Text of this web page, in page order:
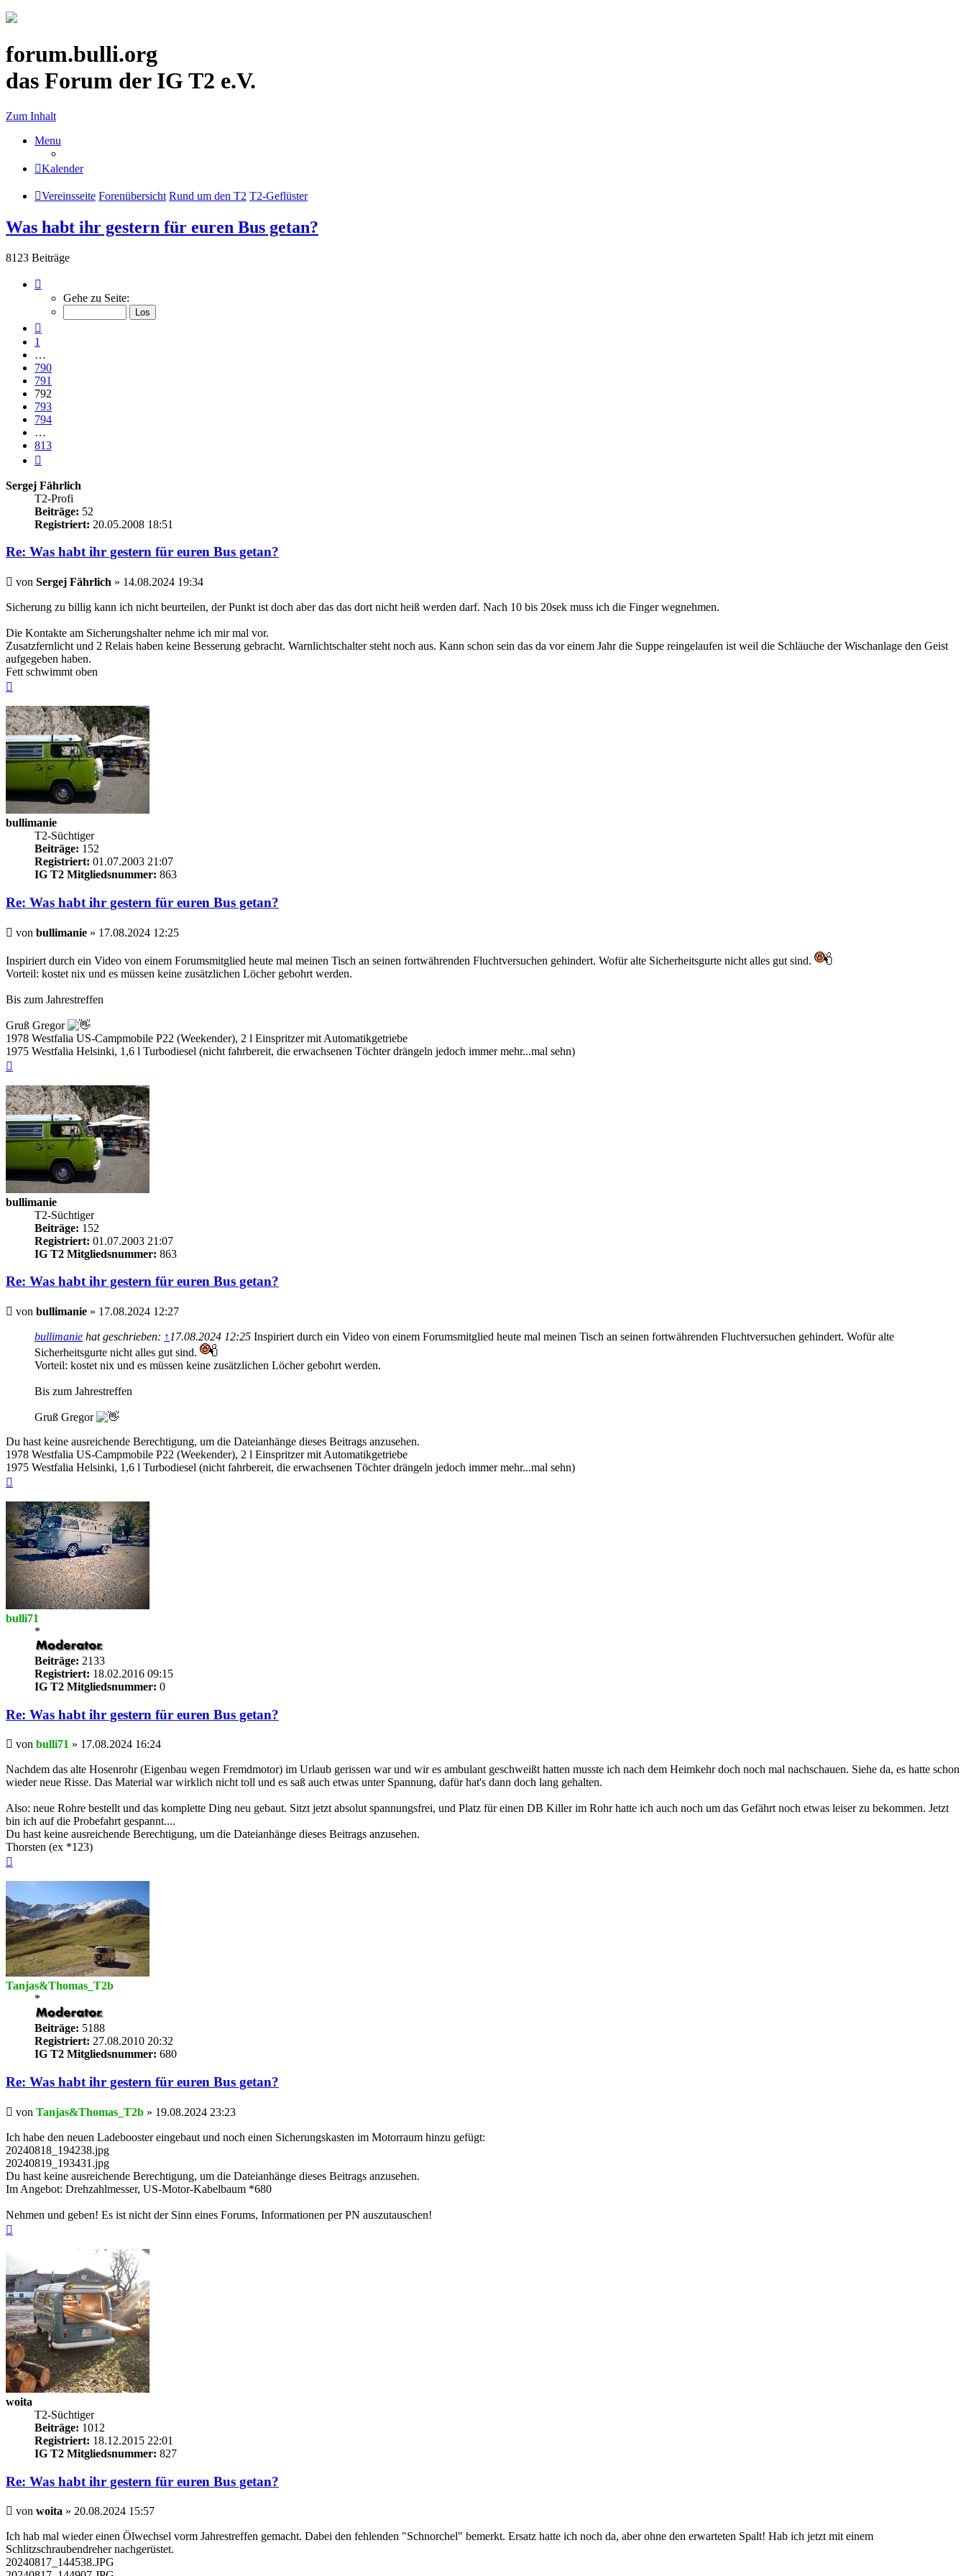
forum.bulli.org
das Forum der IG T2 e.V.
Zum Inhalt
Menu
Kalender
Vereinsseite Forenübersicht Rund um den T2 T2-Geflüster
Was habt ihr gestern für euren Bus getan?
8123 Beiträge
792
von
Gehe zu Seite:
1
…
790
791
792
793
794
…
813
Sergej Fährlich
T2-Profi
Beiträge: 52
Registriert: 20.05.2008 18:51
Re: Was habt ihr gestern für euren Bus getan?
Beitrag
von Sergej Fährlich » 14.08.2024 19:34
Sicherung zu billig kann ich nicht beurteilen, der Punkt ist doch aber das das dort nicht heiß werden darf. Nach 10 bis 20sek muss ich die Finger wegnehmen.
Die Kontakte am Sicherungshalter nehme ich mir mal vor.
Zusatzfernlicht und 2 Relais haben keine Besserung gebracht. Warnlichtschalter steht noch aus. Kann schon sein das da vor einem Jahr die Suppe reingelaufen ist weil die Schläuche der Wischanlage den Geist
aufgegeben haben.
Fett schwimmt oben
bullimanie
T2-Süchtiger
Beiträge: 152
Registriert: 01.07.2003 21:07
IG T2 Mitgliedsnummer: 863
Re: Was habt ihr gestern für euren Bus getan?
Beitrag
von bullimanie » 17.08.2024 12:25
Inspiriert durch ein Video von einem Forumsmitglied heute mal meinen Tisch an seinen fortwährenden Fluchtversuchen gehindert. Wofür alte Sicherheitsgurte nicht alles gut sind.
Vorteil: kostet nix und es müssen keine zusätzlichen Löcher gebohrt werden.
Bis zum Jahrestreffen
Gruß Gregor
1978 Westfalia US-Campmobile P22 (Weekender), 2 l Einspritzer mit Automatikgetriebe
1975 Westfalia Helsinki, 1,6 l Turbodiesel (nicht fahrbereit, die erwachsenen Töchter drängeln jedoch immer mehr...mal sehn)
bullimanie
T2-Süchtiger
Beiträge: 152
Registriert: 01.07.2003 21:07
IG T2 Mitgliedsnummer: 863
Re: Was habt ihr gestern für euren Bus getan?
Beitrag
von bullimanie » 17.08.2024 12:27
bullimanie hat geschrieben: ↑ 17.08.2024 12:25 Inspiriert durch ein Video von einem Forumsmitglied heute mal meinen Tisch an seinen fortwährenden Fluchtversuchen gehindert. Wofür alte
Sicherheitsgurte nicht alles gut sind.
Vorteil: kostet nix und es müssen keine zusätzlichen Löcher gebohrt werden.
Bis zum Jahrestreffen
Gruß Gregor
Du hast keine ausreichende Berechtigung, um die Dateianhänge dieses Beitrags anzusehen.
1978 Westfalia US-Campmobile P22 (Weekender), 2 l Einspritzer mit Automatikgetriebe
1975 Westfalia Helsinki, 1,6 l Turbodiesel (nicht fahrbereit, die erwachsenen Töchter drängeln jedoch immer mehr...mal sehn)
bulli71
*
Beiträge: 2133
Registriert: 18.02.2016 09:15
IG T2 Mitgliedsnummer: 0
Re: Was habt ihr gestern für euren Bus getan?
Beitrag
von bulli71 » 17.08.2024 16:24
Nachdem das alte Hosenrohr (Eigenbau wegen Fremdmotor) im Urlaub gerissen war und wir es ambulant geschweißt hatten musste ich nach dem Heimkehr doch noch mal nachschauen. Siehe da, es hatte schon
wieder neue Risse. Das Material war wirklich nicht toll und es saß auch etwas unter Spannung, dafür hat's dann doch lang gehalten.
Also: neue Rohre bestellt und das komplette Ding neu gebaut. Sitzt jetzt absolut spannungsfrei, und Platz für einen DB Killer im Rohr hatte ich auch noch um das Gefährt noch etwas leiser zu bekommen. Jetzt
bin ich auf die Probefahrt gespannt....
Du hast keine ausreichende Berechtigung, um die Dateianhänge dieses Beitrags anzusehen.
Thorsten (ex *123)
Tanjas&Thomas_T2b
*
Beiträge: 5188
Registriert: 27.08.2010 20:32
IG T2 Mitgliedsnummer: 680
Re: Was habt ihr gestern für euren Bus getan?
Beitrag
von Tanjas&Thomas_T2b » 19.08.2024 23:23
Ich habe den neuen Ladebooster eingebaut und noch einen Sicherungskasten im Motorraum hinzu gefügt:
20240818_194238.jpg
20240819_193431.jpg
Du hast keine ausreichende Berechtigung, um die Dateianhänge dieses Beitrags anzusehen.
Im Angebot: Drehzahlmesser, US-Motor-Kabelbaum *680
Nehmen und geben! Es ist nicht der Sinn eines Forums, Informationen per PN auszutauschen!
woita
T2-Süchtiger
Beiträge: 1012
Registriert: 18.12.2015 22:01
IG T2 Mitgliedsnummer: 827
Re: Was habt ihr gestern für euren Bus getan?
Beitrag
von woita » 20.08.2024 15:57
Ich hab mal wieder einen Ölwechsel vorm Jahrestreffen gemacht. Dabei den fehlenden "Schnorchel" bemerkt. Ersatz hatte ich noch da, aber ohne den erwarteten Spalt! Hab ich jetzt mit einem
Schlitzschraubendreher nachgerüstet.
20240817_144538.JPG